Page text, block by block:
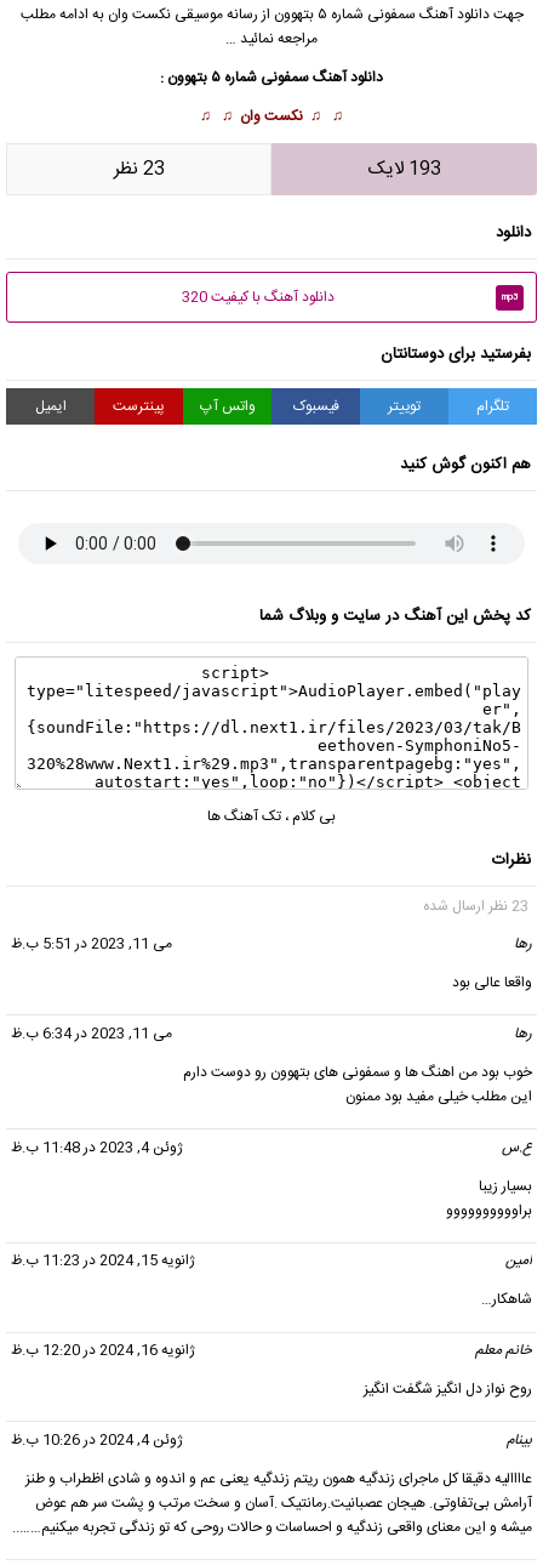
جهتدانلود آهنگ سمفونی شماره ۵ بتهوون از رسانه موسیقی نکست وان به ادامه مطلب
مراجعه نمائید …
دانلود آهنگسمفونی شماره ۵ بتهوون
:
♫ ♫ نکست وان ♫ ♫
193 لایک 23 نظر
دانلود
mp3 دانلود آهنگ با کیفیت 320
بفرستید برای دوستانتان
تلگرام توییتر فیسبوک واتس آپ پینترست ایمیل
هم اکنون گوش کنید
کد پخش این آهنگ در سایت و وبلاگ شما
بی کلام، تک آهنگ ها
نظرات
23 نظر ارسال شده
رها
می 11, 2023 در 5:51 ب.ظ
واقعا عالی بود
رها
می 11, 2023 در 6:34 ب.ظ
خوب بود من اهنگ ها و سمفونی های بتهوون رو دوست دارم
این مطلب خیلی مفید بود ممنون
ع.س
ژوئن 4, 2023 در 11:48 ب.ظ
بسیار زیبا
براوووووووووو
امین
ژانویه 15, 2024 در 11:23 ب.ظ
شاهکار…
خانم معلم
ژانویه 16, 2024 در 12:20 ب.ظ
روح نواز دل انگیز شگفت انگیز
بینام
ژوئن 4, 2024 در 10:26 ب.ظ
عاااالیه دقیقا کل ماجرای زندگیه همون ریتم زندگیه یعنی عم و اندوه و شادی اظطراب و طنز
آرامش بی‌تفاوتی. هیجان عصبانیت.رمانتیک .آسان و سخت مرتب و پشت سر هم عوض
میشه و این معنای واقعی زندگیه و احساسات و حالات روحی که تو زندگی تجربه میکنیم……..